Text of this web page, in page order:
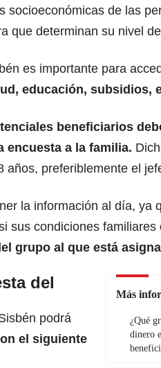
socioeconómicas de las
que determinan su nivel
es importante para
, educación, subsidios,
beneficiarios
encuesta a la familia.
años, preferiblemente el
la información al día, ya
sus condiciones familiares
grupo al que está
Más
¿Qué
dinero
del
podrá
el siguiente